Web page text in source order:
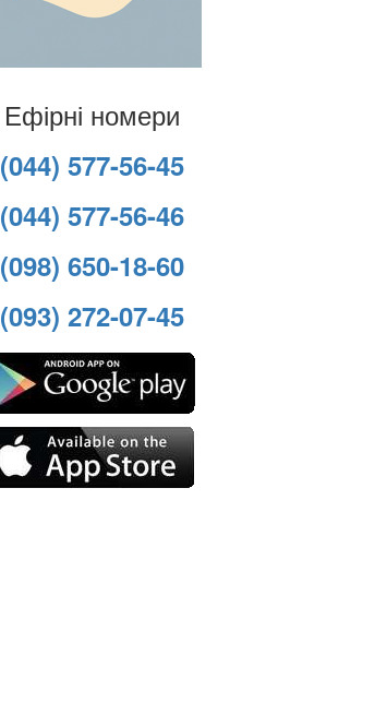
Ефірні номери
(044) 577-56-45
(044) 577-56-46
(098) 650-18-60
(093) 272-07-45